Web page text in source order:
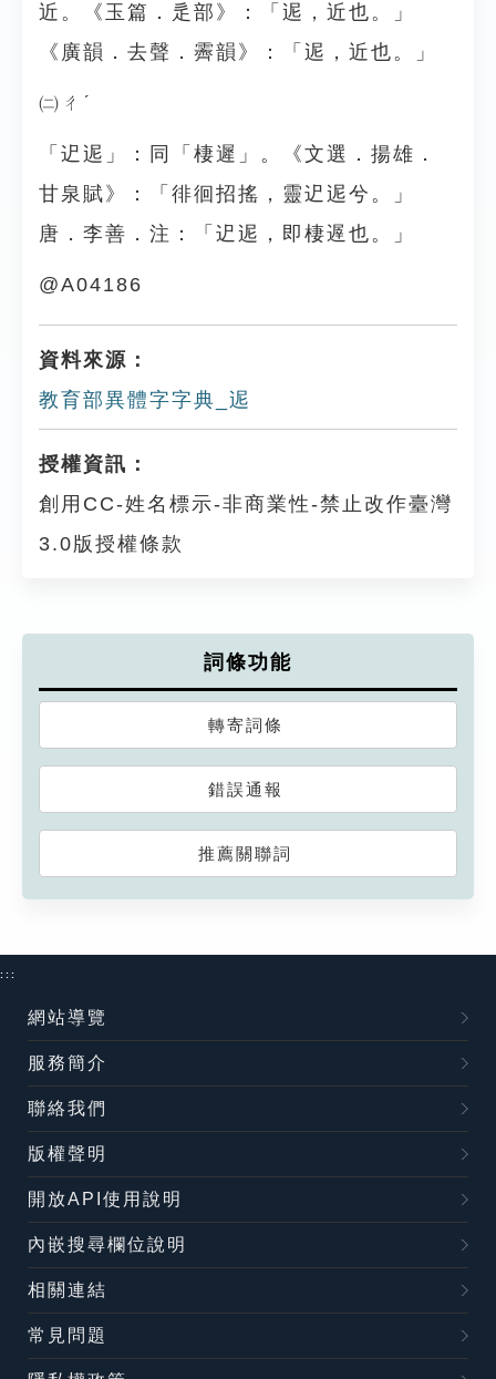
近。《玉篇．辵部》：「迡，近也。」
《廣韻．去聲．霽韻》：「迡，近也。」
㈡ㄔˊ
「迉迡」：同「棲遲」。《文選．揚雄．
甘泉賦》：「徘徊招搖，靈迉迡兮。」
唐．李善．注：「迉迡，即棲遟也。」
@A04186
資料來源：
教育部異體字字典_迡
授權資訊：
創用CC-姓名標示-非商業性-禁止改作臺灣
3.0版授權條款
詞條功能
轉寄詞條
錯誤通報
推薦關聯詞
:::
網站導覽
服務簡介
聯絡我們
版權聲明
開放API使用說明
內嵌搜尋欄位說明
相關連結
常見問題